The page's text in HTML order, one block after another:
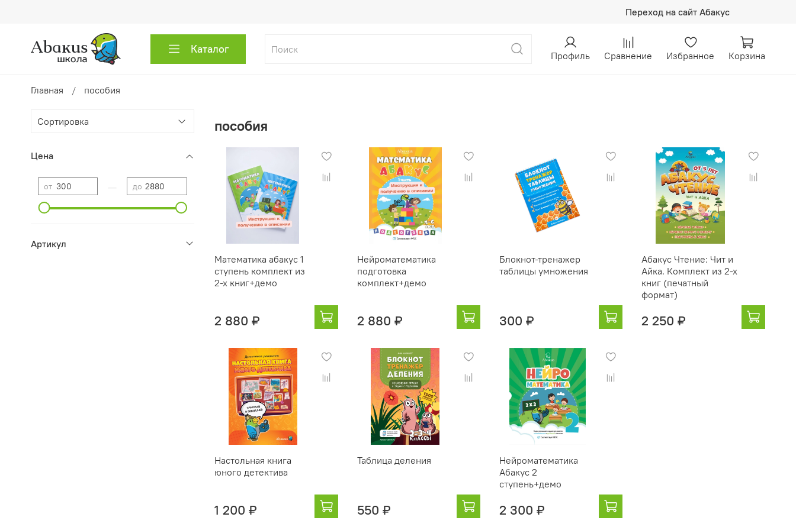
Переход на сайт Абакус
Каталог Профиль Сравнение Избранное Корзина
Главная пособия
пособия
Математика абакус 1
ступень комплект из
2-х книг+демо
2 880 ₽
Нейроматематика
подготовка
комплект+демо
2 880 ₽
Блокнот-тренажер
таблицы умножения
300 ₽
Абакус Чтение: Чит и
Айка. Комплект из 2-х
книг (печатный
формат)
2 250 ₽
Настольная книга
юного детектива
1 200 ₽
Таблица деления
550 ₽
Нейроматематика
Абакус 2
ступень+демо
2 300 ₽
Цена
от до
Артикул